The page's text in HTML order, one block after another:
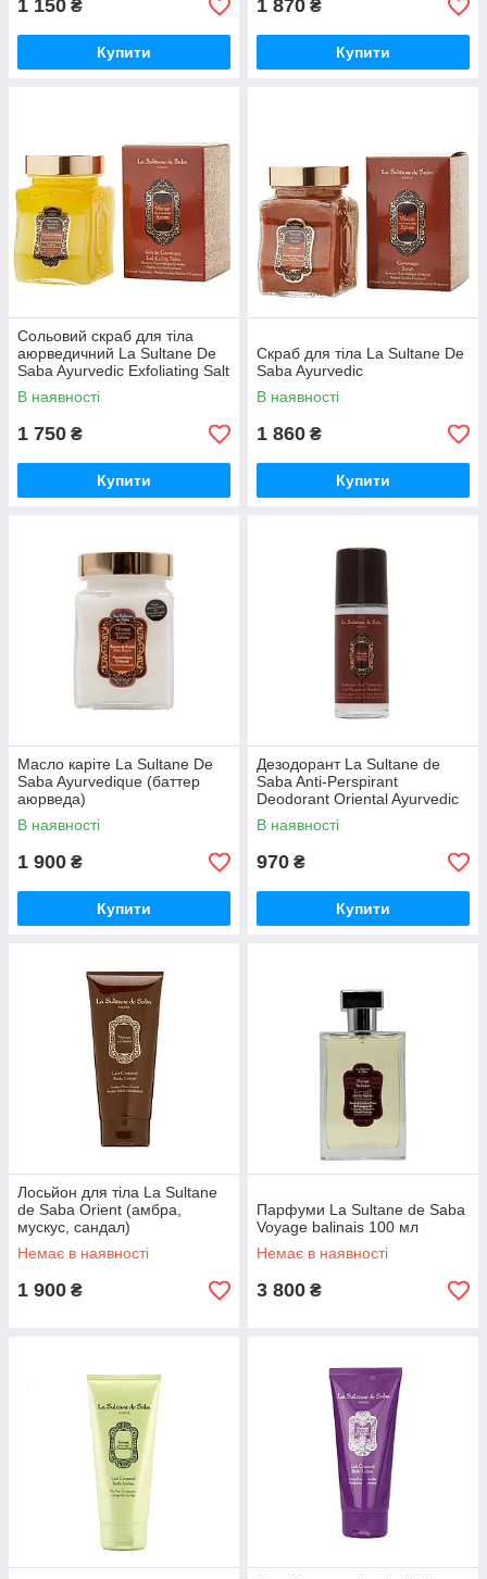
1 150 ₴
Купити
1 870 ₴
Купити
Сольовий скраб для тіла
аюрведичний La Sultane De
Saba Ayurvedic Exfoliating Salt
В наявності
1 750 ₴
Купити
Скраб для тіла La Sultane De
Saba Ayurvedic
В наявності
1 860 ₴
Купити
Масло каріте La Sultane De
Saba Ayurvedique (баттер
аюрведа)
В наявності
1 900 ₴
Купити
Дезодорант La Sultane de
Saba Anti-Perspirant
Deodorant Oriental Ayurvedic
В наявності
970 ₴
Купити
Лосьйон для тіла La Sultane
de Saba Orient (амбра,
мускус, сандал)
Немає в наявності
1 900 ₴
Парфуми La Sultane de Saba
Voyage balinais 100 мл
Немає в наявності
3 800 ₴